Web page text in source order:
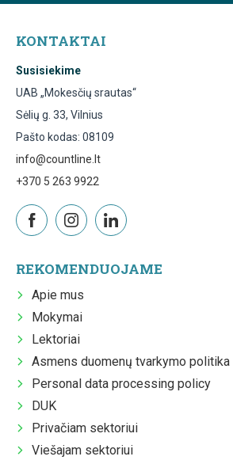
KONTAKTAI
Susisiekime
UAB „Mokesčių srautas“
Sėlių g. 33, Vilnius
Pašto kodas: 08109
info@countline.lt
+370 5 263 9922
REKOMENDUOJAME
Apie mus
Mokymai
Lektoriai
Asmens duomenų tvarkymo politika
Personal data processing policy
DUK
Privačiam sektoriui
Viešajam sektoriui